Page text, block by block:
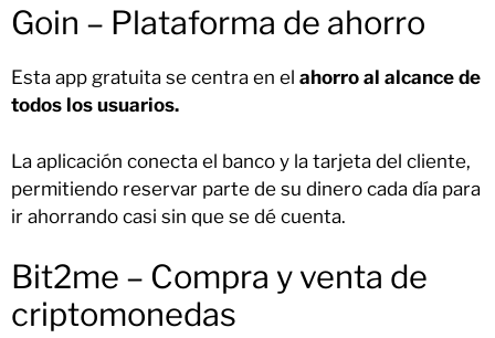
Goin – Plataforma de ahorro
Esta app gratuita se centra en el ahorro al alcance de
todos los usuarios.
La aplicación conecta el banco y la tarjeta del cliente,
permitiendo reservar parte de su dinero cada día para
ir ahorrando casi sin que se dé cuenta.
Bit2me – Compra y venta de
criptomonedas